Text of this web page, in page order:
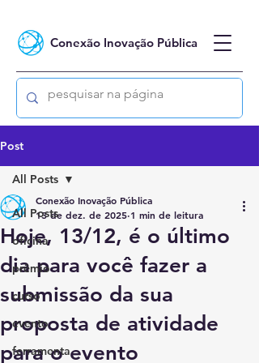
Conexão Inovação Pública
Post
All Posts
oficina
prêmio
curso
evento
ferramenta
All Posts
Hoje, 13/12, é o último
dia para você fazer a
submissão da sua
proposta de atividade
para o evento
Conexão Inovação Pública
13 de dez. de 2025 1 min de leitura